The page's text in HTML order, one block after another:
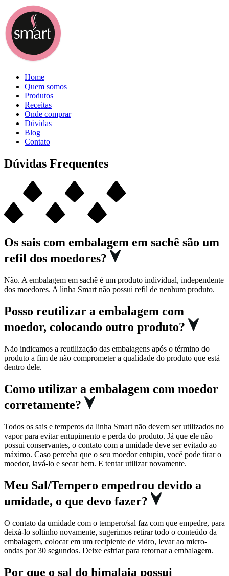
Home
Quem somos
Produtos
Receitas
Onde comprar
Dúvidas
Blog
Contato
Dúvidas Frequentes
Os sais com embalagem em sachê são um
refil dos moedores?
Não. A embalagem em sachê é um produto individual, independente
dos moedores. A linha Smart não possui refil de nenhum produto.
Posso reutilizar a embalagem com
moedor, colocando outro produto?
Não indicamos a reutilização das embalagens após o término do
produto a fim de não comprometer a qualidade do produto que está
dentro dele.
Como utilizar a embalagem com moedor
corretamente?
Todos os sais e temperos da linha Smart não devem ser utilizados no
vapor para evitar entupimento e perda do produto. Já que ele não
possui conservantes, o contato com a umidade deve ser evitado ao
máximo. Caso perceba que o seu moedor entupiu, você pode tirar o
moedor, lavá-lo e secar bem. E tentar utilizar novamente.
Meu Sal/Tempero empedrou devido a
umidade, o que devo fazer?
O contato da umidade com o tempero/sal faz com que empedre, para
deixá-lo soltinho novamente, sugerimos retirar todo o conteúdo da
embalagem, colocar em um recipiente de vidro, levar ao micro-
ondas por 30 segundos. Deixe esfriar para retornar a embalagem.
Por que o sal do himalaia possui